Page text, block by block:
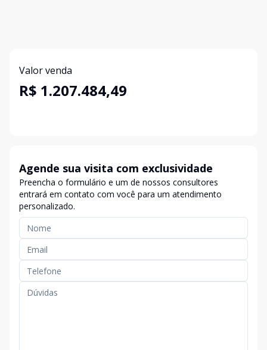
Valor venda
R$ 1.207.484,49
Agende sua visita com exclusividade
Preencha o formulário e um de nossos consultores
entrará em contato com você para um atendimento
personalizado.